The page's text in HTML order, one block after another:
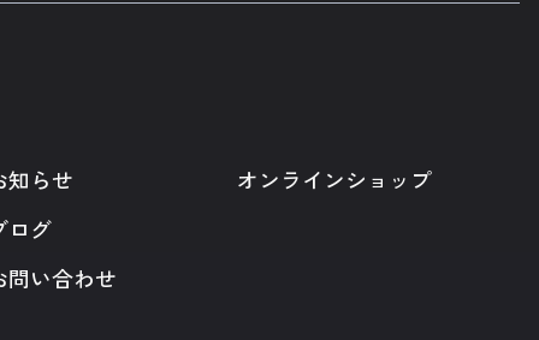
知らせ
ログ
問い合わせ
オンラインショップ